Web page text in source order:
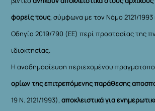
φορείς τους, σύμφωνα με τον Νόμο 2121/1993
Οδηγία 2019/790 (ΕΕ) περί προστασίας της
ιδιοκτησίας.
Η αναδημοσίευση περιεχομένου
ορίων της επιτρεπόμενης παράθεσης
19 Ν. 2121/1993), αποκλειστικά για